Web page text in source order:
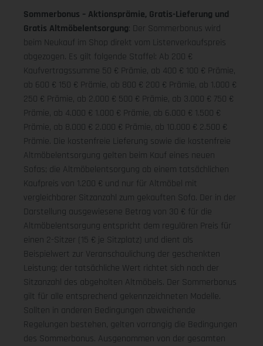
Sommerbonus – Aktionsprämie, Gratis-Lieferung und
Gratis Altmöbelentsorgung: Der Sommerbonus wird
beim Neukauf im Shop direkt vom Listenverkaufspreis
abgezogen. Es gilt folgende Staffel: Ab 200 €
Kaufvertragssumme 50 € Prämie, ab 400 € 100 € Prämie,
ab 600 € 150 € Prämie, ab 800 € 200 € Prämie, ab 1.000 €
250 € Prämie, ab 2.000 € 500 € Prämie, ab 3.000 € 750 €
Prämie, ab 4.000 € 1.000 € Prämie, ab 6.000 € 1.500 €
Prämie, ab 8.000 € 2.000 € Prämie, ab 10.000 € 2.500 €
Prämie. Die kostenfreie Lieferung sowie die kostenfreie
Altmöbelentsorgung gelten beim Kauf eines neuen
Sofas; die Altmöbelentsorgung ab einem tatsächlichen
Kaufpreis von 1.200 € und nur für Altmöbel mit
vergleichbarer Sitzanzahl zum gekauften Sofa. Der in der
Darstellung ausgewiesene Betrag von 30 € für die
Altmöbelentsorgung entspricht dem regulären Preis für
einen 2-Sitzer (15 € je Sitzplatz) und dient als
Beispielwert zur Veranschaulichung der geschenkten
Leistung; der tatsächliche Wert richtet sich nach der
Sitzanzahl des abgeholten Altmöbels. Der Sommerbonus
gilt für alle entsprechend gekennzeichneten Modelle.
Sollten in anderen Bedingungen abweichende
Regelungen bestehen, gelten vorrangig die Bedingungen
des Sommerbonus. Ausgenommen von der gesamten